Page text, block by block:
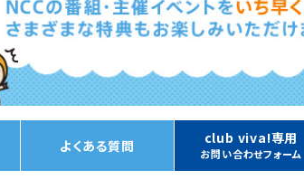
よくある質問 club viva!専用
お問い合わせフォーム